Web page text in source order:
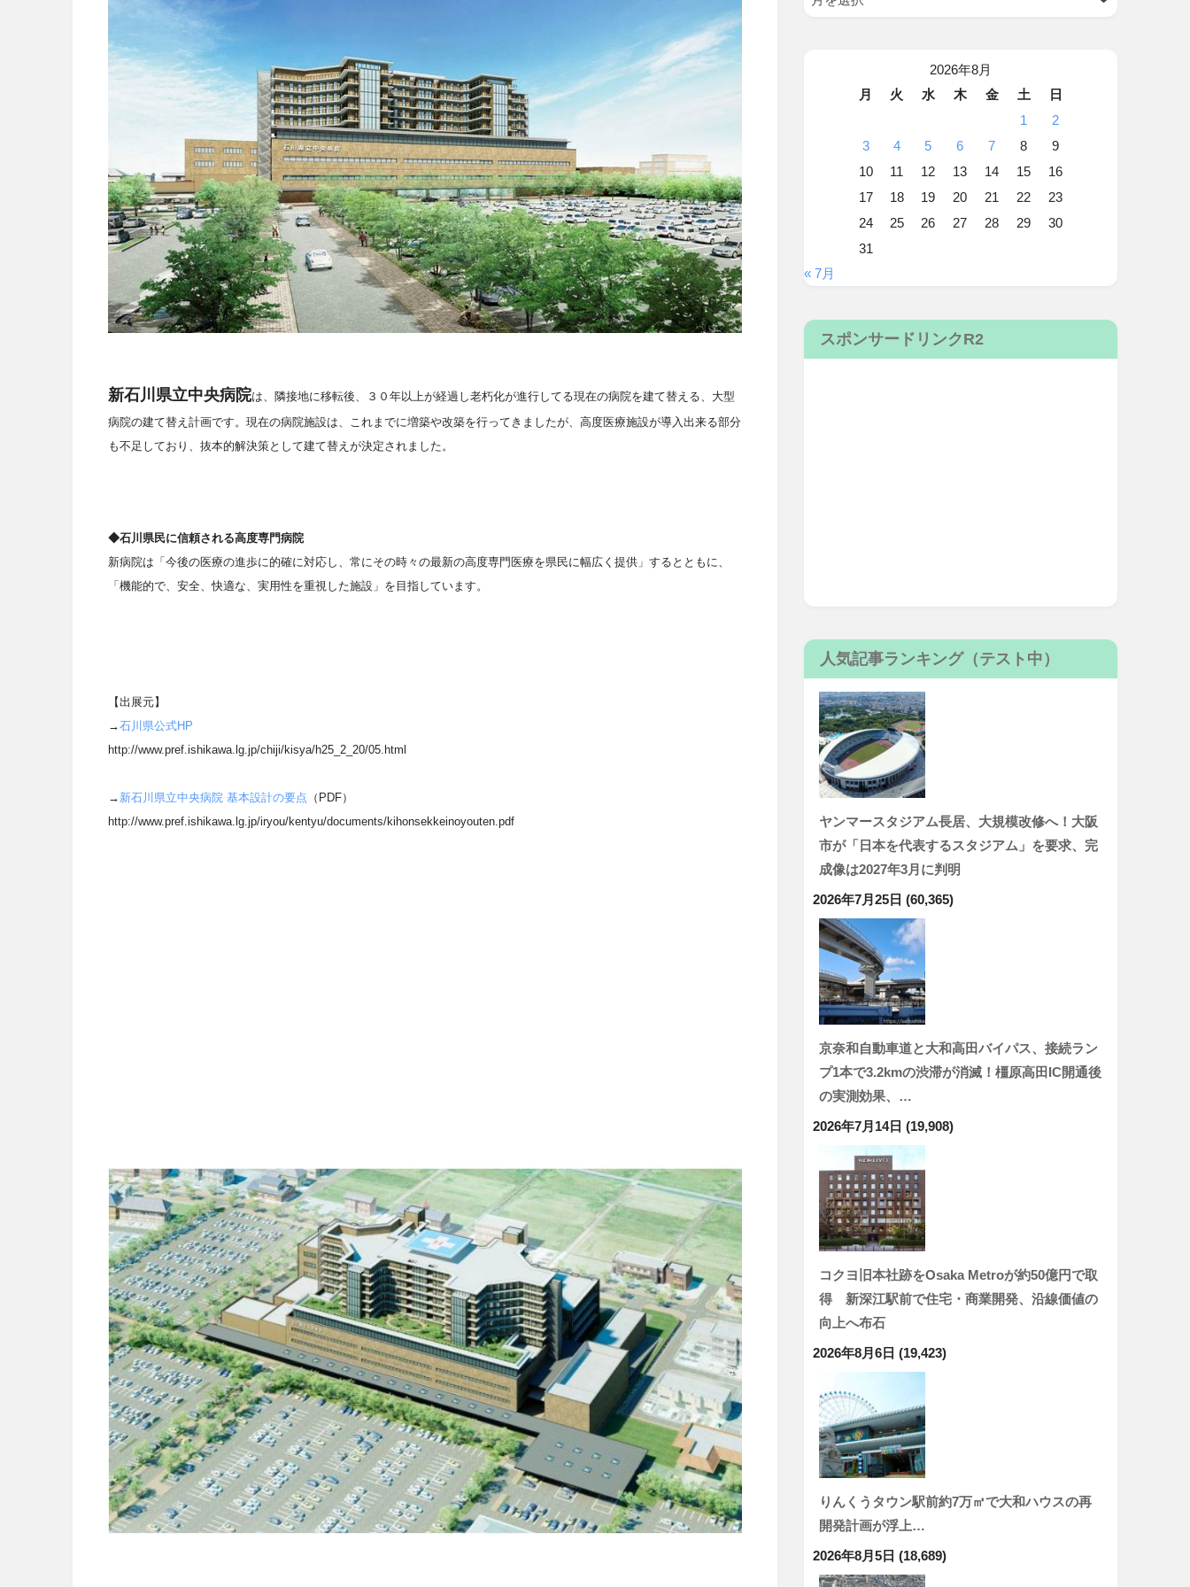
新石川県立中央病院は、隣接地に移転後、３０年以上が経過し老朽化が進行してる現在の病院を建て替える、大型
病院の建て替え計画です。現在の病院施設は、これまでに増築や改築を行ってきましたが、高度医療施設が導入出来る部分
も不足しており、抜本的解決策として建て替えが決定されました。
◆石川県民に信頼される高度専門病院
新病院は「今後の医療の進歩に的確に対応し、常にその時々の最新の高度専門医療を県民に幅広く提供」するとともに、
「機能的で、安全、快適な、実用性を重視した施設」を目指しています。
【出展元】
→石川県公式HP
http://www.pref.ishikawa.lg.jp/chiji/kisya/h25_2_20/05.html
→ 新石川県立中央病院 基本設計の要点 （PDF）
http://www.pref.ishikawa.lg.jp/iryou/kentyu/documents/kihonsekkeinoyouten.pdf
2026年8月
月
火 水 木 金 土
日
1
2
3
4 5 6 7 8
9
10
11 12 13 14 15
16
17
18 19 20 21 22
23
24
25 26 27 28 29
30
31
« 7月
スポンサードリンクR2
人気記事ランキング（テスト中）
ヤンマースタジアム長居、大規模改修へ！大阪
市が「日本を代表するスタジアム」を要求、完
成像は2027年3月に判明
2026年7月25日 (60,365)
京奈和自動車道と大和高田バイパス、接続ラン
プ1本で3.2kmの渋滞が消滅！橿原高田IC開通後
の実測効果、…
2026年7月14日 (19,908)
コクヨ旧本社跡をOsaka Metroが約50億円で取
得 新深江駅前で住宅・商業開発、沿線価値の
向上へ布石
2026年8月6日 (19,423)
りんくうタウン駅前約7万㎡で大和ハウスの再
開発計画が浮上…
2026年8月5日 (18,689)